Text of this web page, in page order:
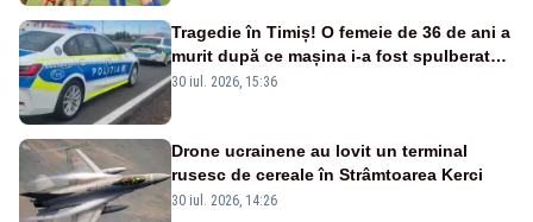
Tragedie în Timiș! O femeie de 36 de ani a
murit după ce mașina i-a fost spulberată
de tren
30 iul. 2026, 15:36
Drone ucrainene au lovit un terminal
rusesc de cereale în Strâmtoarea Kerci
30 iul. 2026, 14:26